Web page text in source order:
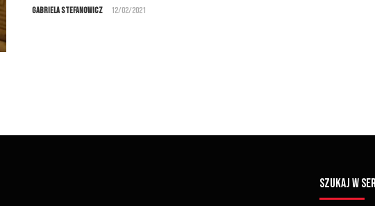
Gabriela Stefanowicz 12/02/2021
SZUKAJ W